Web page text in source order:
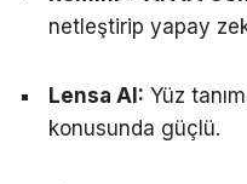
netleştirip yapay
Lensa AI: Yüz
konusunda güçlü.